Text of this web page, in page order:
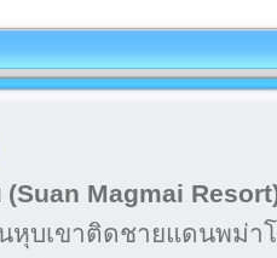
Magmai
หุบเขาติดชายแดนพม่า